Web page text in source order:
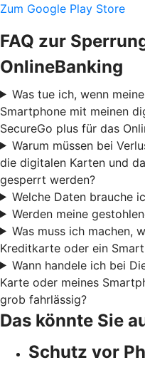
Zum Google Play Store
FAQ zur
OnlineBanking
Was tue ich, wenn
Smartphone mit meinen
SecureGo plus für das
Warum müssen bei
die digitalen Karten und
gesperrt werden?
Welche Daten brauche
Werden meine
Was muss ich machen,
Kreditkarte oder ein
Wann handele ich bei
Karte oder meines
grob fahrlässig?
Das könnte Sie
Schutz vor